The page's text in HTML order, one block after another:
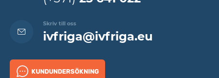
Skriv till oss
ivfriga@ivfriga.eu
KUNDUNDERSÖKNING